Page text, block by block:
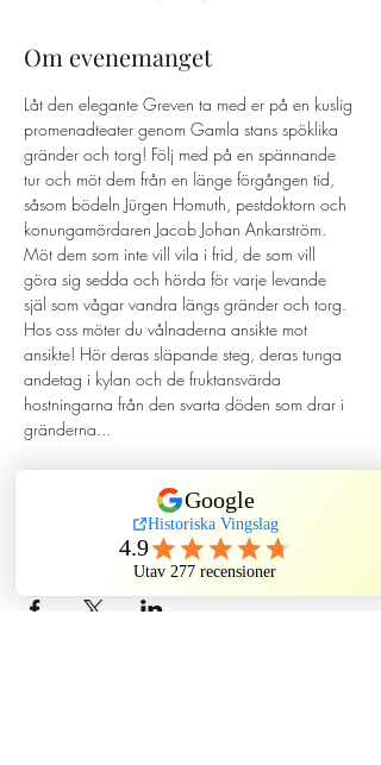
Om evenemanget
Låt den elegante Greven ta med er på en kuslig
promenadteater genom Gamla stans spöklika
gränder och torg! Följ med på en spännande
tur och möt dem från en länge förgången tid,
såsom bödeln Jürgen Homuth, pestdoktorn och
konungamördaren Jacob Johan Ankarström.
Möt dem som inte vill vila i frid, de som vill
göra sig sedda och hörda för varje levande
själ som vågar vandra längs gränder och torg.
Hos oss möter du vålnaderna ansikte mot
ansikte! Hör deras släpande steg, deras tunga
andetag i kylan och de fruktansvärda
hostningarna från den svarta döden som drar i
gränderna...
Dela detta evenemang